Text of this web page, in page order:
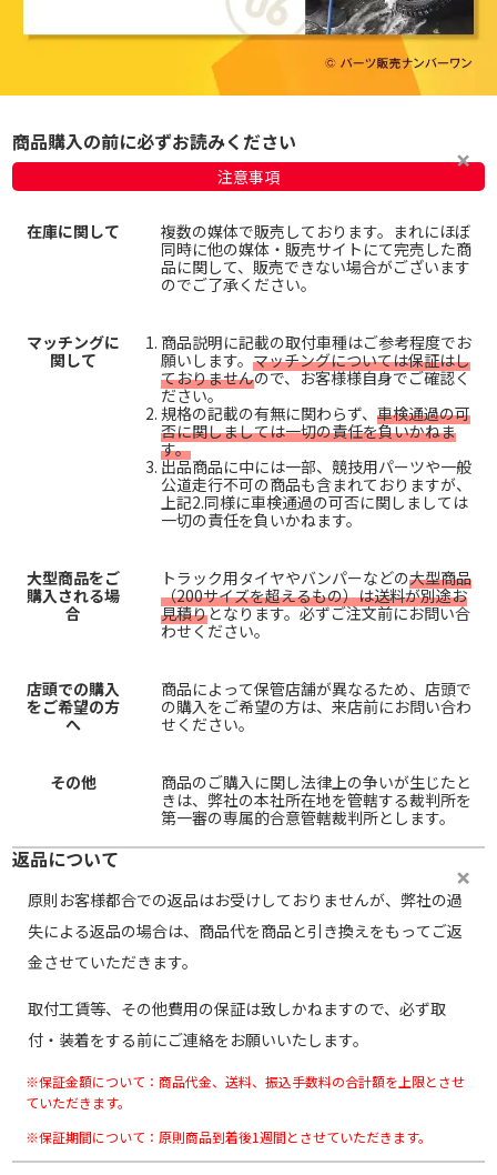
商品購入の前に必ずお読みください
注意事項
在庫に関して
複数の媒体で販売しております。まれにほぼ
同時に他の媒体・販売サイトにて完売した商
品に関して、販売できない場合がございます
のでご了承ください。
マッチングに
関して
商品説明に記載の取付車種はご参考程度でお
願いします。 マッチングについては保証はし
ておりませんので、お客様様自身でご確認く
ださい。
規格の記載の有無に関わらず、 車検通過の可
否に関しましては一切の責任を負いかねま
す。
出品商品に中には一部、競技用パーツや一般
公道走行不可の商品も含まれておりますが、
上記2.同様に車検通過の可否に関しましては
一切の責任を負いかねます。
大型商品をご
購入される場
合
トラック用タイヤやバンパーなどの大型商品
（200サイズを超えるもの）は送料が別途お
見積りとなります。必ずご注文前にお問い合
わせください。
店頭での購入
をご希望の方
へ
商品によって保管店舗が異なるため、店頭で
の購入をご希望の方は、来店前にお問い合わ
せください。
その他
商品のご購入に関し法律上の争いが生じたと
きは、弊社の本社所在地を管轄する裁判所を
第一審の専属的合意管轄裁判所とします。
返品について
原則お客様都合での返品はお受けしておりませんが、弊社の過
失による返品の場合は、商品代を商品と引き換えをもってご返
金させていただきます。
取付工賃等、その他費用の保証は致しかねますので、必ず取
付・装着をする前にご連絡をお願いいたします。
※保証金額について：商品代金、送料、振込手数料の合計額を上限とさせ
ていただきます。
※保証期間について：原則商品到着後1週間とさせていただきます。